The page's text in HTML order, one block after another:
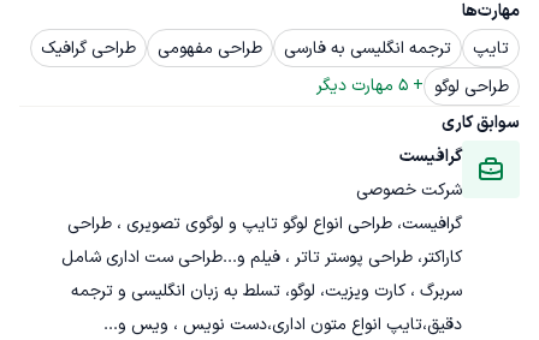
مهارت‌ها
تایپ
ترجمه انگلیسی به فارسی طراحی مفهومی
طراحی گرافیک
طراحی لوگو +
5 مهارت دیگر
سوابق کاری
گرافیست
شرکت خصوصی
گرافیست، طراحی انواع لوگو تایپ و لوگوی تصویری ، طراحی
کاراکتر، طراحی پوستر تاتر ، فیلم و...طراحی ست اداری شامل
سربرگ ، کارت ویزیت، لوگو، تسلط به زبان انگلیسی و ترجمه
دقیق،تایپ انواع متون اداری،دست نویس ، ویس و...